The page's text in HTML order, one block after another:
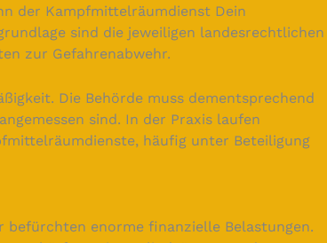
der Kampfmittelräumdienst Dein
sind die jeweiligen landesrechtlichen
zur Gefahrenabwehr.
Die Behörde muss dementsprechend
sind. In der Praxis laufen
häufig unter Beteiligung
befürchten enorme finanzielle Belastungen.